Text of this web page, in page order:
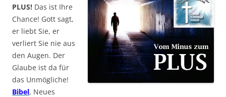
PLUS! Das ist Ihre
Chance! Gott sagt,
er liebt Sie, er
verliert Sie nie aus
den Augen. Der
Glaube ist da für
das Unmögliche!
Bibel, Neues